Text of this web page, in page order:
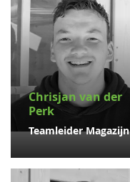
Chrisjan van der
Perk
Teamleider Magazijn